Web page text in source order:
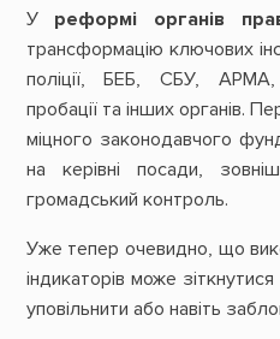
У реформі органів
трансформацію ключових
поліції, БЕБ, СБУ, АРМА,
пробації та інших органів.
міцного законодавчого
на керівні посади,
громадський контроль.
Уже тепер очевидно, що
індикаторів може
уповільнити або навіть